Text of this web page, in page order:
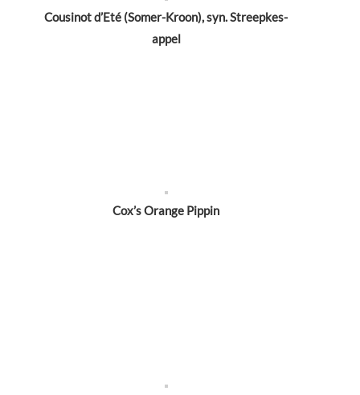
Cousinot d’Eté (Somer-Kroon), syn. Streepkes-
appel
Cox’s Orange Pippin